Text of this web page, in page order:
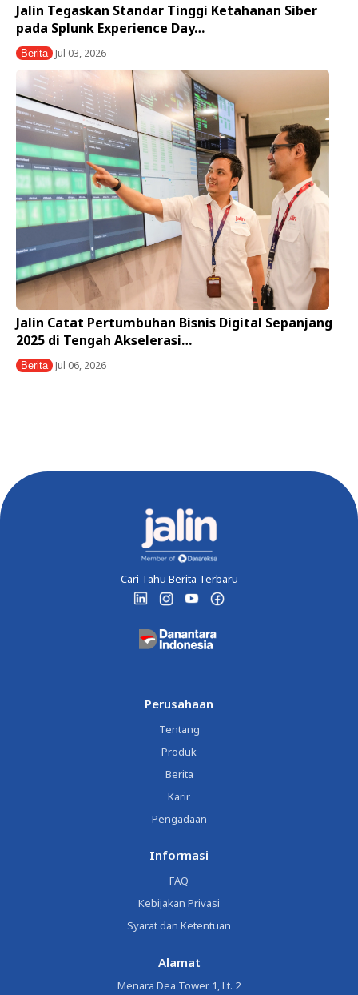
Jalin Tegaskan Standar Tinggi Ketahanan Siber
pada Splunk Experience Day…
Berita Jul 03, 2026
Jalin Catat Pertumbuhan Bisnis Digital Sepanjang
2025 di Tengah Akselerasi…
Berita Jul 06, 2026
Cari Tahu Berita Terbaru
Perusahaan
Tentang
Produk
Berita
Karir
Pengadaan
Informasi
FAQ
Kebijakan Privasi
Syarat dan Ketentuan
Alamat
Menara Dea Tower 1, Lt. 2